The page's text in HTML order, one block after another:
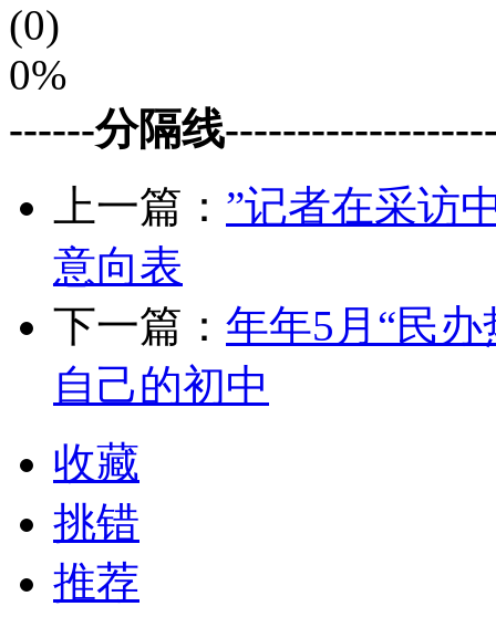
(0)
0%
------分隔线
上一篇： ”记者在采访
意向表
下一篇： 年年5月“民
自己的初中
收藏
挑错
推荐